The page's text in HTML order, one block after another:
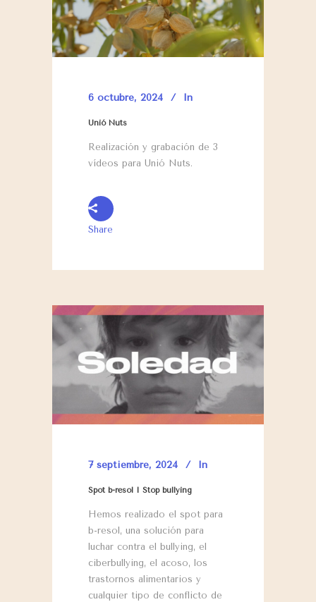
6 octubre, 2024 In
Unió Nuts
Realización y grabación de 3
vídeos para Unió Nuts.
Share
7 septiembre, 2024 In
Spot b-resol I Stop bullying
Hemos realizado el spot para
b-resol, una solución para
luchar contra el bullying, el
ciberbullying, el acoso, los
trastornos alimentarios y
cualquier tipo de conflicto de